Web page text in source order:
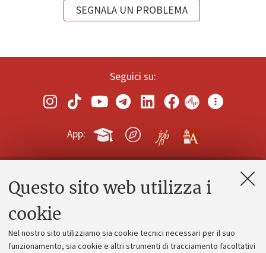
Questo sito web utilizza i
cookie
Nel nostro sito utilizziamo sia cookie tecnici necessari per il suo
funzionamento, sia cookie e altri strumenti di tracciamento facoltativi
SEGNALA UN PROBLEMA
Seguici su:
App:
Contatti e PEC
Alumni community